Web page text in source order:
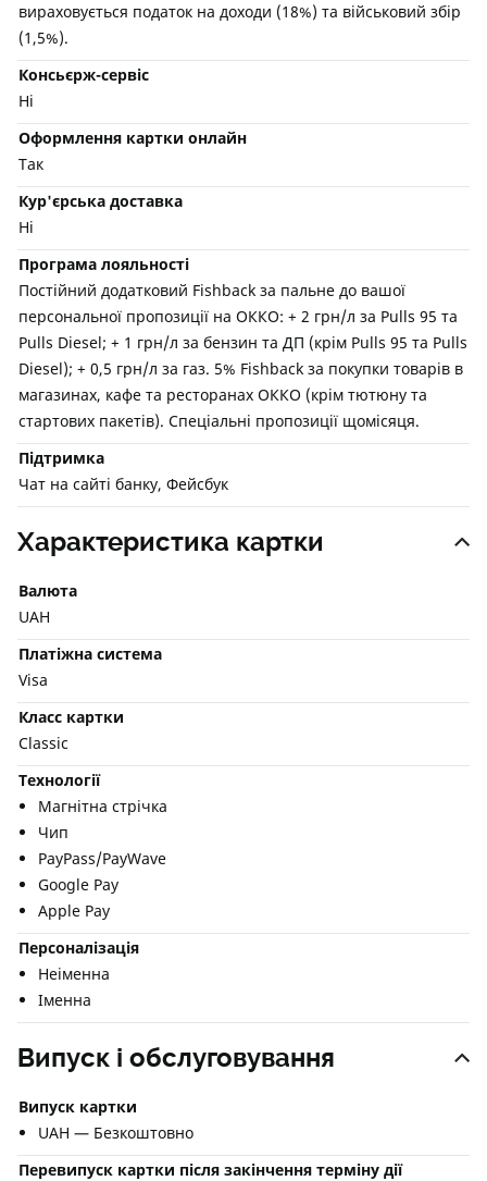
вираховується податок на доходи (18%) та військовий збір
(1,5%).
Консьєрж-сервіс
Ні
Оформлення картки онлайн
Так
Кур'єрська доставка
Ні
Програма лояльності
Постійний додатковий Fishback за пальне до вашої
персональної пропозиції на ОККО: + 2 грн/л за Pulls 95 та
Pulls Diesel; + 1 грн/л за бензин та ДП (крім Pulls 95 та Pulls
Diesel); + 0,5 грн/л за газ. 5% Fishback за покупки товарів в
магазинах, кафе та ресторанах ОККО (крім тютюну та
стартових пакетів). Спеціальні пропозиції щомісяця.
Підтримка
Чат на сайті банку, Фейсбук
Характеристика картки
Валюта
UAH
Платіжна система
Visa
Класс картки
Classic
Технології
Магнітна стрічка
Чип
PayPass/PayWave
Google Pay
Apple Pay
Персоналізація
Неіменна
Іменна
Випуск і обслуговування
Випуск картки
UAH — Безкоштовно
Перевипуск картки після закінчення терміну дії